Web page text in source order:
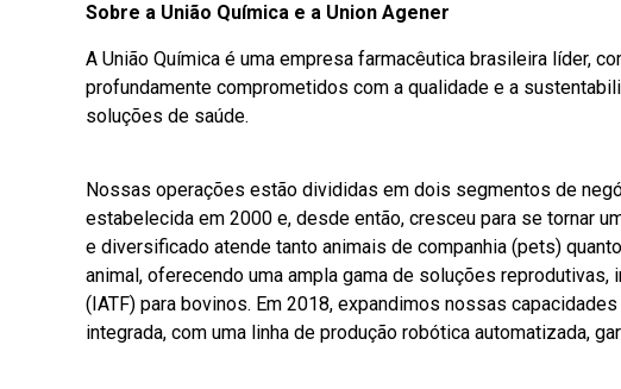
Sobre a União Química e a Union Agener
A União Química é uma empresa farmacêutica brasileira líder,
profundamente comprometidos com a qualidade e a
soluções de saúde.
Nossas operações estão divididas em dois segmentos de
estabelecida em 2000 e, desde então, cresceu para se tornar
e diversificado atende tanto animais de companhia (pets)
animal, oferecendo uma ampla gama de soluções
(IATF) para bovinos. Em 2018, expandimos nossas
integrada, com uma linha de produção robótica automatizada,